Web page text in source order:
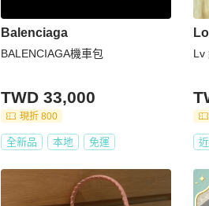
Balenciaga
BALENCIAGA機車包
TWD 33,000
現折 800
全新品 本地 免運
Lv